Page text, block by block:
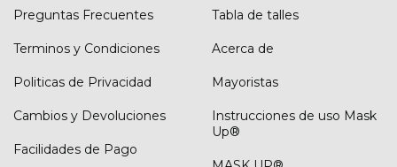
Preguntas Frecuentes
Terminos y Condiciones
Politicas de Privacidad
Cambios y Devoluciones
Facilidades de Pago
Tabla de talles
Acerca de
Mayoristas
Instrucciones de uso Mask
Up®